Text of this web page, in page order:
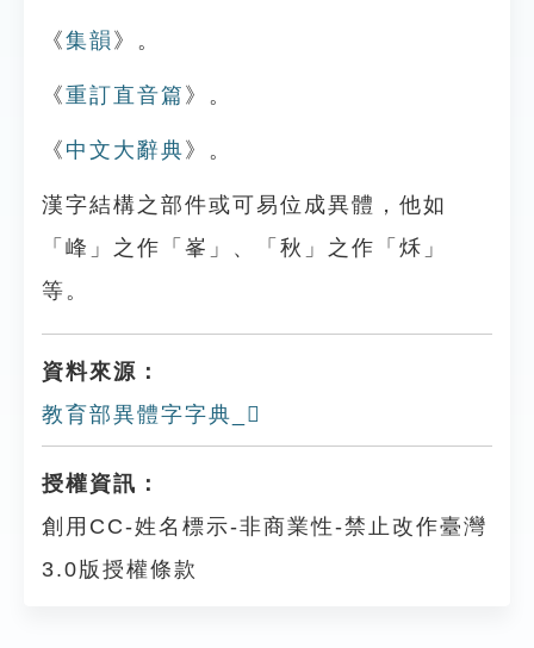
《集韻 》。
《重訂直音篇 》。
《 中文大辭典 》。
漢字結構之部件或可易位成異體，他如
「峰」之作「峯」、「秋」之作「秌」
等。
資料來源：
教育部異體字字典_𤬼
授權資訊：
創用CC-姓名標示-非商業性-禁止改作臺灣
3.0版授權條款